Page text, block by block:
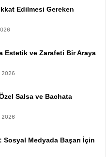
Edilmesi Gereken
Estetik ve Zarafeti Bir Araya
2026
Salsa ve Bachata
2026
Medyada Başarı İçin